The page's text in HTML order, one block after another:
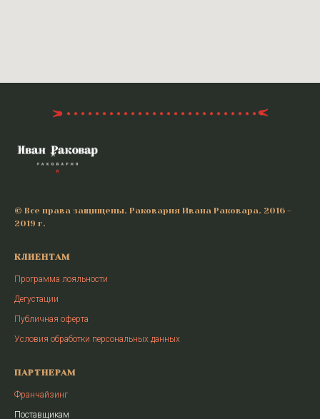
© Все права защищены. Раковарня Ивана Раковара. 2016 -
2019 г.
КЛИЕНТАМ
Программа лояльности
Дегустации
Публичная оферта
Условия обработки персональных данных
ПАРТНЕРАМ
Франчайзинг
Поставщикам